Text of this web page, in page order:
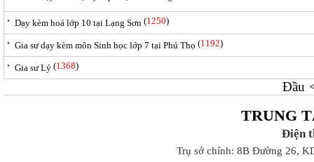
Dạy kèm hoá lớp 10 tại Lạng Sơn (1250)
Gia sư dạy kèm môn Sinh học lớp 7 tại Phú Thọ (1192)
Gia sư Lý (1368)
Đầu
TRUNG
Điện
Trụ sở chính: 8B Đường 26,